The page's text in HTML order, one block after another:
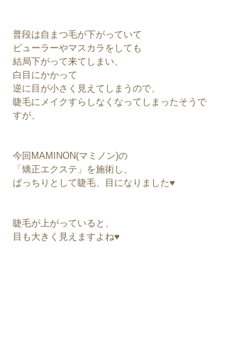
普段は自まつ毛が下がっていて
ビューラーやマスカラをしても
結局下がって来てしまい、
白目にかかって
逆に目が小さく見えてしまうので、
睫毛にメイクすらしなくなってしまったそうで
すが、
今回MAMINON(マミノン)の
「矯正エクステ」を施術し、
ぱっちりとして睫毛、目になりました♥︎︎
睫毛が上がっていると、
目も大きく見えますよね♥︎︎